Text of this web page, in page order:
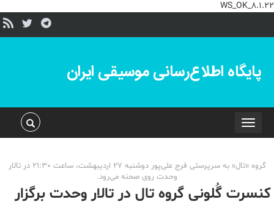
WS_OK_8.1.22
پایگاه اطلاع‌رسانی موسیقی ایران
Toggle
navigation
گروه «تال» به سرپرستی فرج علی‌پور دوشنبه 27 اردیبهشت، ساعت 21:30 در تالار
وحدت روی صحنه می‌رود.
کنسرت گُلونی گروه تال در تالار وحدت برگزار